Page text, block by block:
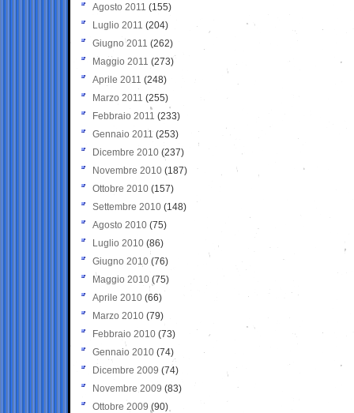
Agosto 2011 (155)
Luglio 2011 (204)
Giugno 2011 (262)
Maggio 2011 (273)
Aprile 2011 (248)
Marzo 2011 (255)
Febbraio 2011 (233)
Gennaio 2011 (253)
Dicembre 2010 (237)
Novembre 2010 (187)
Ottobre 2010 (157)
Settembre 2010 (148)
Agosto 2010 (75)
Luglio 2010 (86)
Giugno 2010 (76)
Maggio 2010 (75)
Aprile 2010 (66)
Marzo 2010 (79)
Febbraio 2010 (73)
Gennaio 2010 (74)
Dicembre 2009 (74)
Novembre 2009 (83)
Ottobre 2009 (90)